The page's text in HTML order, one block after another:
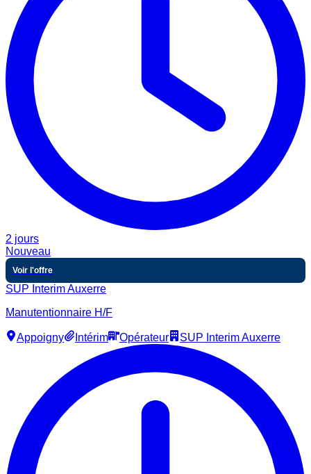
2 jours
Nouveau
Voir l'offre
SUP Interim Auxerre
Manutentionnaire H/F
Appoigny Intérim Opérateur SUP Interim Auxerre